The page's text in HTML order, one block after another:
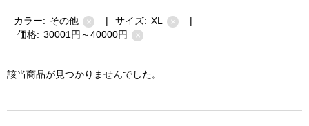
カラー: その他 × | サイズ: XL ×
|
価格: 30001円～40000円 ×
該当商品が見つかりませんでした。